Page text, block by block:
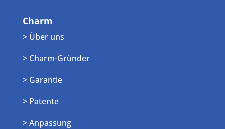
Charm
> Über uns
> Charm-Gründer
> Garantie
> Patente
> Anpassung